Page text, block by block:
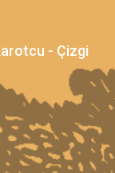
- Çizgi